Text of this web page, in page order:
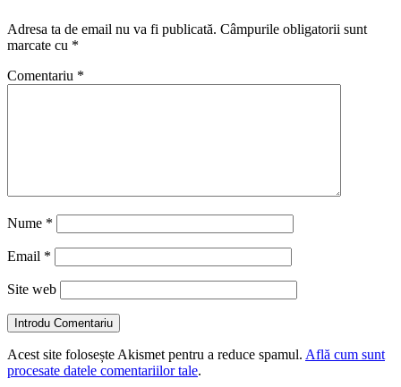
Adresa ta de email nu va fi publicată. Câmpurile obligatorii sunt
marcate cu *
Comentariu *
Nume *
Email *
Site web
Introdu Comentariu
Acest site folosește Akismet pentru a reduce spamul. Află cum sunt
procesate datele comentariilor tale.